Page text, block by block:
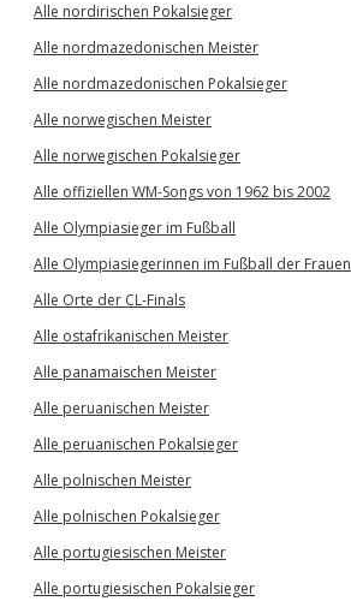
Alle nordirischen Pokalsieger
Alle nordmazedonischen Meister
Alle nordmazedonischen Pokalsieger
Alle norwegischen Meister
Alle norwegischen Pokalsieger
Alle offiziellen WM-Songs von 1962 bis 2002
Alle Olympiasieger im Fußball
Alle Olympiasiegerinnen im Fußball der Frauen
Alle Orte der CL-Finals
Alle ostafrikanischen Meister
Alle panamaischen Meister
Alle peruanischen Meister
Alle peruanischen Pokalsieger
Alle polnischen Meister
Alle polnischen Pokalsieger
Alle portugiesischen Meister
Alle portugiesischen Pokalsieger